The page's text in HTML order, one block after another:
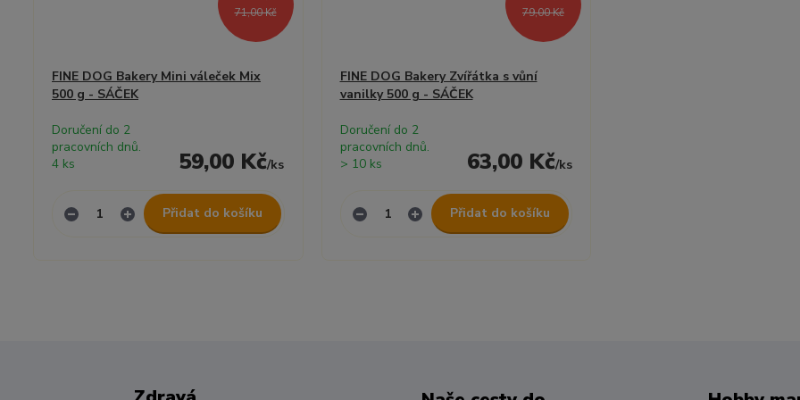
71,00 Kč
FINE DOG Bakery Mini váleček Mix
500 g - SÁČEK
59,00 Kč/ks
Doručení do 2
pracovních dnů.
4 ks
Přidat do košíku
79,00 Kč
FINE DOG Bakery Zvířátka s vůní
vanilky 500 g - SÁČEK
63,00 Kč/ks
Doručení do 2
pracovních dnů.
> 10 ks
Přidat do košíku